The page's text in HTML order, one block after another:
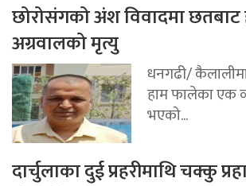
छोरोसंगको अंश विवादमा
अग्रवालको मृत्यु
धनगढी/
हाम फालेका एक
भएको...
दार्चुलाका दुई प्रहरीमाथि चक्कु